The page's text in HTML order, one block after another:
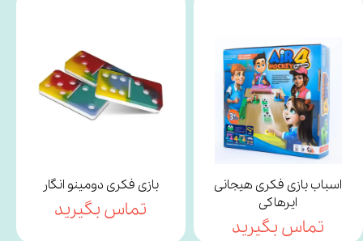
اسباب بازی فکری هیجانی
ایرهاکی
تماس بگیرید
بازی فکری دومینو انگار
تماس بگیرید